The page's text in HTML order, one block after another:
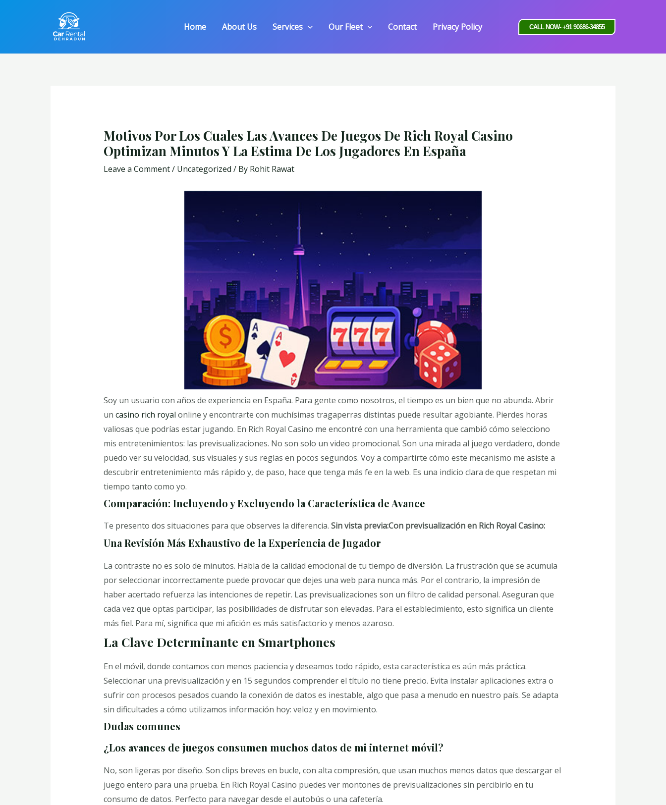
Home About Us Services Our Fleet Contact Privacy Policy CALL NOW- +91 90686-34855
Motivos Por Los Cuales Las Avances De Juegos De Rich Royal Casino
Optimizan Minutos Y La Estima De Los Jugadores En España
Leave a Comment/ Uncategorized / By Rohit Rawat
Soy un usuario con años de experiencia en España. Para gente como nosotros, el tiempo es un bien que no abunda. Abrir
un casino rich royal online y encontrarte con muchísimas tragaperras distintas puede resultar agobiante. Pierdes horas
valiosas que podrías estar jugando. En Rich Royal Casino me encontré con una herramienta que cambió cómo selecciono
mis entretenimientos: las previsualizaciones. No son solo un video promocional. Son una mirada al juego verdadero, donde
puedo ver su velocidad, sus visuales y sus reglas en pocos segundos. Voy a compartirte cómo este mecanismo me asiste a
descubrir entretenimiento más rápido y, de paso, hace que tenga más fe en la web. Es una indicio clara de que respetan mi
tiempo tanto como yo.
Comparación: Incluyendo y Excluyendo la Característica de Avance
Te presento dos situaciones para que observes la diferencia. Sin vista previa:Con previsualización en Rich Royal Casino:
Una Revisión Más Exhaustivo de la Experiencia de Jugador
La contraste no es solo de minutos. Habla de la calidad emocional de tu tiempo de diversión. La frustración que se acumula
por seleccionar incorrectamente puede provocar que dejes una web para nunca más. Por el contrario, la impresión de
haber acertado refuerza las intenciones de repetir. Las previsualizaciones son un filtro de calidad personal. Aseguran que
cada vez que optas participar, las posibilidades de disfrutar son elevadas. Para el establecimiento, esto significa un cliente
más fiel. Para mí, significa que mi afición es más satisfactorio y menos azaroso.
La Clave Determinante en Smartphones
En el móvil, donde contamos con menos paciencia y deseamos todo rápido, esta característica es aún más práctica.
Seleccionar una previsualización y en 15 segundos comprender el título no tiene precio. Evita instalar aplicaciones extra o
sufrir con procesos pesados cuando la conexión de datos es inestable, algo que pasa a menudo en nuestro país. Se adapta
sin dificultades a cómo utilizamos información hoy: veloz y en movimiento.
Dudas comunes
¿Los avances de juegos consumen muchos datos de mi internet móvil?
No, son ligeras por diseño. Son clips breves en bucle, con alta compresión, que usan muchos menos datos que descargar el
juego entero para una prueba. En Rich Royal Casino puedes ver montones de previsualizaciones sin percibirlo en tu
consumo de datos. Perfecto para navegar desde el autobús o una cafetería.
navigation